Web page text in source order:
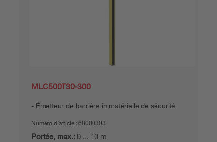
MLC500T30-300
Émetteur de barrière immatérielle de sécurité
Numéro d’article : 68000303
Portée, max.: 0 ... 10 m